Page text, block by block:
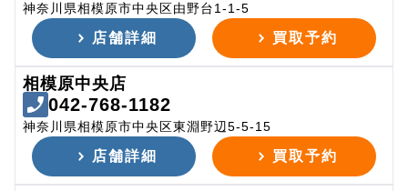
神奈川県相模原市中央区由野台1-1-5
店舗詳細 買取予約
相模原中央店
042-768-1182
神奈川県相模原市中央区東淵野辺5-5-15
店舗詳細 買取予約